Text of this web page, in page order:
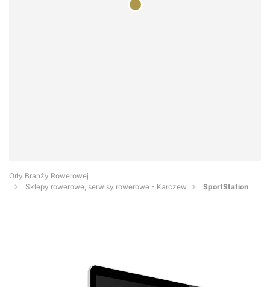
Orły Branży Rowerowej
Sklepy rowerowe, serwisy rowerowe - Karczew
SportStation